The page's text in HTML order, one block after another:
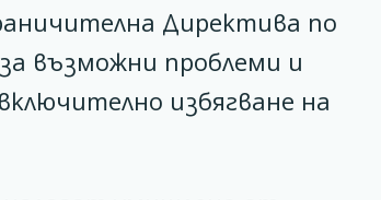
Директива по
възможни проблеми и
избягване на